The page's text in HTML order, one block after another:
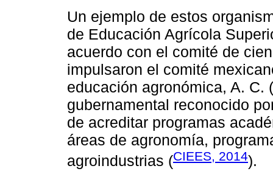
Un ejemplo de estos
de Educación Agrícola
acuerdo con el comité de
impulsaron el comité
educación agronómica, A. C.
gubernamental reconocido
de acreditar programas
áreas de agronomía,
agroindustrias (CIEES, 2014).